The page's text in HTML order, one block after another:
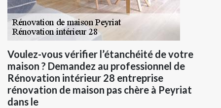
Voulez-vous vérifier l’étanchéité de votre
maison ? Demandez au professionnel de
Rénovation intérieur 28 entreprise
rénovation de maison pas chère à Peyriat
dans le